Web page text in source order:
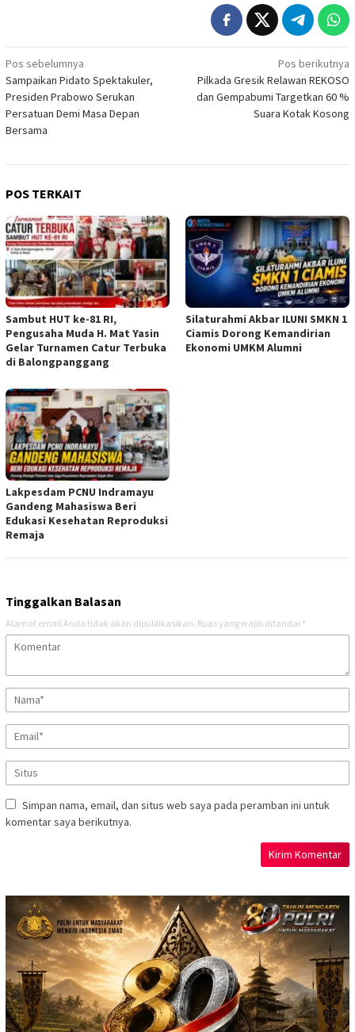
Navigasi
pos
Pos sebelumnya
Sampaikan Pidato Spektakuler,
Presiden Prabowo Serukan
Persatuan Demi Masa Depan
Bersama
Pos berikutnya
Pilkada Gresik Relawan REKOSO
dan Gempabumi Targetkan 60 %
Suara Kotak Kosong
POS TERKAIT
Sambut HUT ke-81 RI,
Pengusaha Muda H. Mat Yasin
Gelar Turnamen Catur Terbuka
di Balongpanggang
Silaturahmi Akbar ILUNI SMKN 1
Ciamis Dorong Kemandirian
Ekonomi UMKM Alumni
Lakpesdam PCNU Indramayu
Gandeng Mahasiswa Beri
Edukasi Kesehatan Reproduksi
Remaja
Tinggalkan Balasan
Alamat email Anda tidak akan dipublikasikan. Ruas yang wajib ditandai *
Simpan nama, email, dan situs web saya pada peramban ini untuk
komentar saya berikutnya.